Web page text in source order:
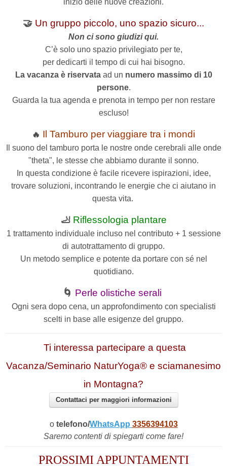
inizio delle nuove creazioni.
🤝 Un gruppo piccolo, uno spazio sicuro...
Non ci sono giudizi qui.
C’è solo uno spazio privilegiato per te,
per dedicarti il tempo di cui hai bisogno.
La vacanza è riservataad un numero massimo di 10
persone.
Guarda la tua agenda e prenota in tempo per non restare
escluso!
🔥 Il Tamburo per viaggiare tra i mondi
Il suono del tamburo porta le nostre onde cerebrali alle onde
"theta", le stesse che abbiamo durante il sonno.
In questa condizione è facile ricevere ispirazioni, idee,
trovare soluzioni, incontrando le energie che ci aiutano in
questa vita.
🦶 Riflessologia plantare
1 trattamento individuale incluso nel contributo + 1 sessione
di autotrattamento di gruppo.
Un metodo semplice e potente da portare con sé nel
quotidiano.
🌀 Perle olistiche serali
Ogni sera dopo cena, un approfondimento con specialisti
scelti in base alle esigenze del gruppo.
Ti interessa partecipare a questa
Vacanza/Seminario NaturYoga® e sciamanesimo
in Montagna?
Contattaci per maggiori informazioni
o telefono/WhatsApp 3356394103
Saremo contenti di spiegarti come fare!
PROSSIMI APPUNTAMENTI